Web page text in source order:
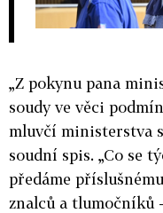
„Z pokynu pana
soudy ve věci
mluvčí ministerstva
soudní spis. „Co se
předáme
znalců a tlumočníků